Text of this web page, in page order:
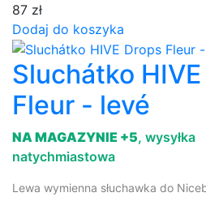
87 zł
Dodaj do koszyka
Sluchátko
Fleur - levé
NA MAGAZYNIE +5, wysyłka
natychmiastowa
Lewa wymienna słuchawka do